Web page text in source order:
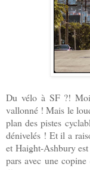
Du vélo à SF ?!
vallonné ! Mais le
plan des pistes
dénivelés ! Et il a
et Haight-Ashbury
pars avec une